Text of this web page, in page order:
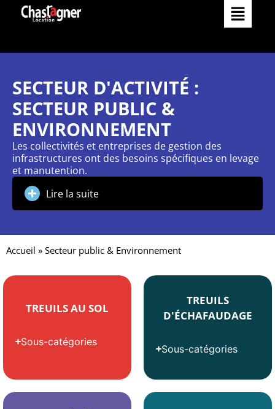
Réalisations
Occasions
L’Entreprise
Actualités
Nos services
Nos agences
SECTEUR D'ACTIVITÉ :
SECTEUR PUBLIC &
ENVIRONNEMENT
Les collectivités et entreprises de gestion des
infrastructures ont des besoins spécifiques en levage
et manutention.
Lire la suite
Accueil » Secteur public & Environnement
TREUILS AU SOL
Sous-catégories
TREUILS
D'ÉCHAFAUDAGE
Sous-catégories